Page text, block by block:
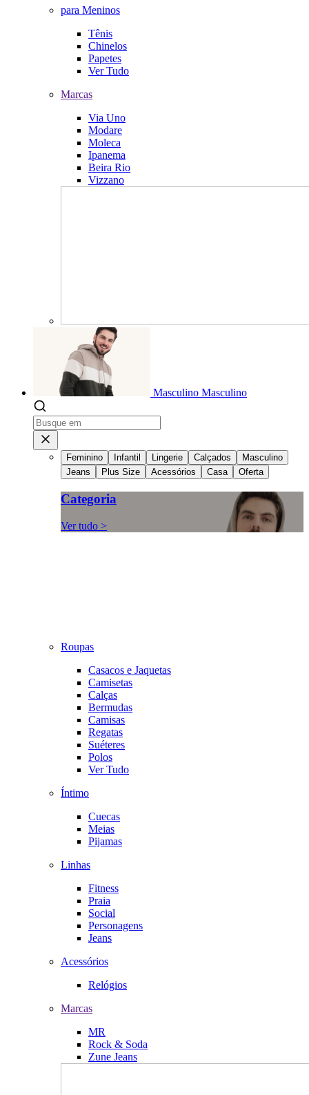
para Meninos
Tênis
Chinelos
Papetes
Ver Tudo
Marcas
Via Uno
Modare
Moleca
Ipanema
Beira Rio
Vizzano
Masculino Masculino
Feminino Infantil Lingerie Calçados
Masculino
Jeans
Plus Size Acessórios Casa Oferta
Categoria
Ver tudo >
Roupas
Casacos e Jaquetas
Camisetas
Calças
Bermudas
Camisas
Regatas
Suéteres
Polos
Ver Tudo
Íntimo
Cuecas
Meias
Pijamas
Linhas
Fitness
Praia
Social
Personagens
Jeans
Acessórios
Relógios
Marcas
MR
Rock & Soda
Zune Jeans